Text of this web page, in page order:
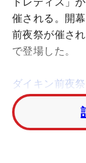
催される。開
前夜祭が催さ
で登場した。
ダイキン前夜
配信【フォト
“黄金世代”注